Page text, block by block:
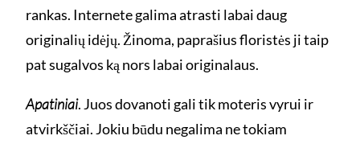
rankas. Internete galima atrasti labai daug
originalių idėjų. Žinoma, paprašius floristės ji taip
pat sugalvos ką nors labai originalaus.
Apatiniai. Juos dovanoti gali tik moteris vyrui ir
atvirkščiai. Jokiu būdu negalima ne tokiam